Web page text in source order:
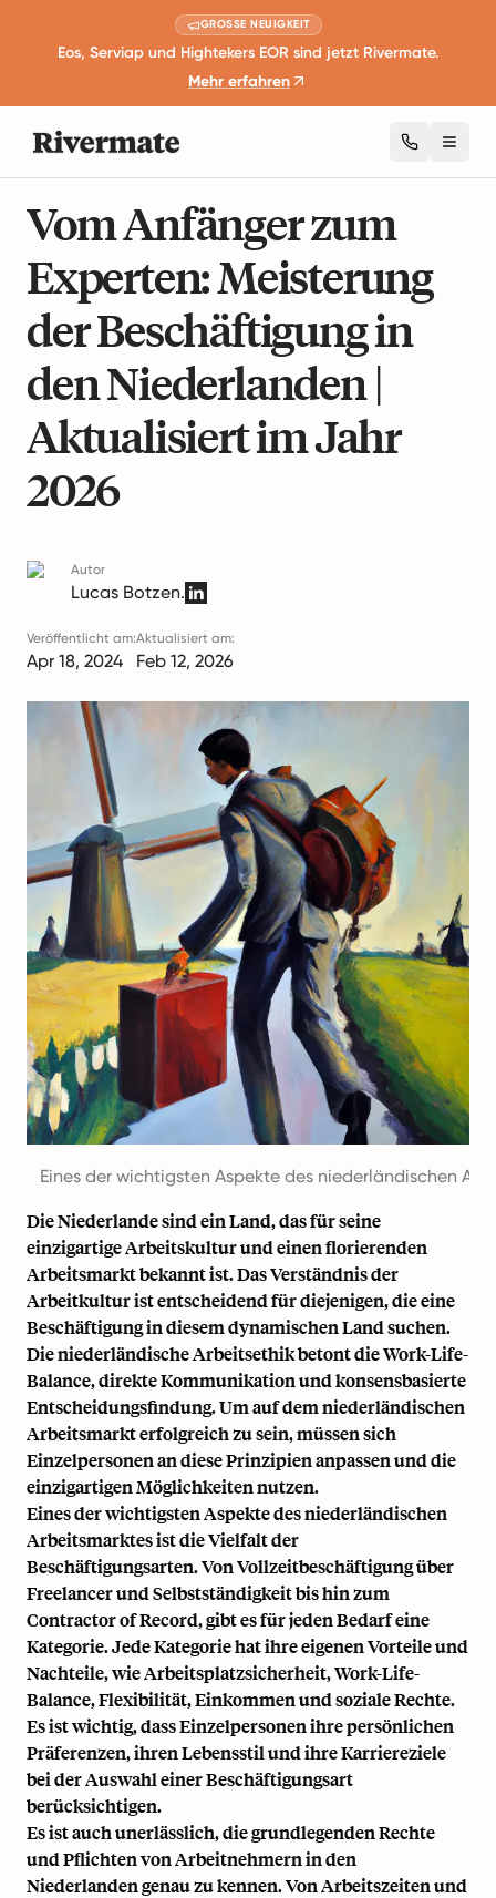
GROSSE NEUIGKEIT
Eos, Serviap und Hightekers EOR sind jetzt Rivermate.
Mehr erfahren
Vom Anfänger zum
Experten: Meisterung
der Beschäftigung in
den Niederlanden |
Aktualisiert im Jahr
2026
Autor
Lucas Botzen.
Veröffentlicht am:
Apr 18, 2024
Aktualisiert am:
Feb 12, 2026
Eines der wichtigsten Aspekte des niederländischen
Die Niederlande sind ein Land, das für seine
einzigartige Arbeitskultur und einen florierenden
Arbeitsmarkt bekannt ist. Das Verständnis der
Arbeitkultur ist entscheidend für diejenigen, die eine
Beschäftigung in diesem dynamischen Land suchen.
Die niederländische Arbeitsethik betont die Work-Life-
Balance, direkte Kommunikation und konsensbasierte
Entscheidungsfindung. Um auf dem niederländischen
Arbeitsmarkt erfolgreich zu sein, müssen sich
Einzelpersonen an diese Prinzipien anpassen und die
einzigartigen Möglichkeiten nutzen.
Eines der wichtigsten Aspekte des niederländischen
Arbeitsmarktes ist die Vielfalt der
Beschäftigungsarten. Von Vollzeitbeschäftigung über
Freelancer und Selbstständigkeit bis hin zum
Contractor of Record, gibt es für jeden Bedarf eine
Kategorie. Jede Kategorie hat ihre eigenen Vorteile und
Nachteile, wie Arbeitsplatzsicherheit, Work-Life-
Balance, Flexibilität, Einkommen und soziale Rechte.
Es ist wichtig, dass Einzelpersonen ihre persönlichen
Präferenzen, ihren Lebensstil und ihre Karriereziele
bei der Auswahl einer Beschäftigungsart
berücksichtigen.
Es ist auch unerlässlich, die grundlegenden Rechte
und Pflichten von Arbeitnehmern in den
Niederlanden genau zu kennen. Von Arbeitszeiten und